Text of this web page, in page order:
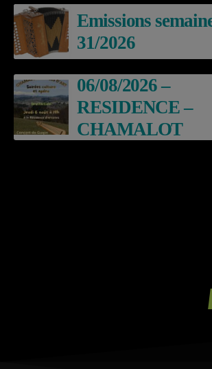
Emissions
31/2026
06/08/2026 –
RESIDENCE –
CHAMALOT